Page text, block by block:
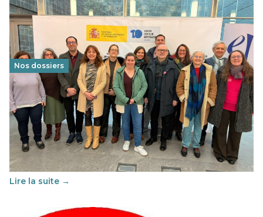
Nos dossiers
Éducation au vivre-ensemble : un échange croisé
franco-espagnol pour changer d’approche
29 juin 2026-National
Cette année, l'UNSA Éducation a mené un projet Erasmus
soutenu par l'union Européenne et centré sur l'éducation
au vivre-ensemble : quelles différences entre la France…
Lire la suite →